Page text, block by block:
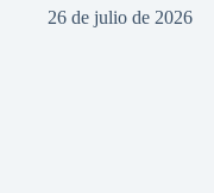
26 de julio de 2026